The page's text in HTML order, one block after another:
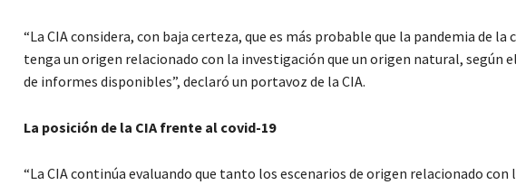
“La CIA considera, con baja certeza, que es más probable que la pandemia de la
tenga un origen relacionado con la investigación que un origen natural, según
de informes disponibles”, declaró un portavoz de la CIA.
La posición de la CIA frente al covid-19
“La CIA continúa evaluando que tanto los escenarios de origen relacionado con